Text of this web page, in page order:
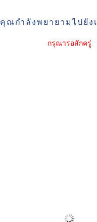
คุณกำลังพยายามไปยัง
กรุณารอสักครู่